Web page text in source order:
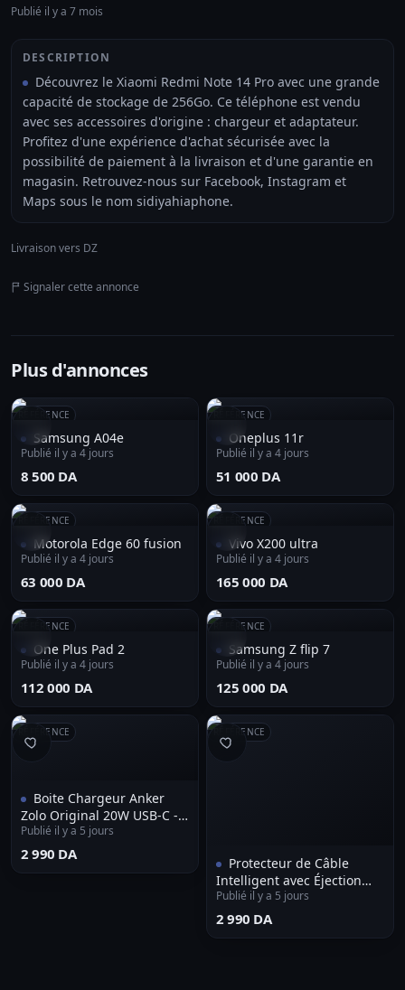
Publié il y a 7 mois
DESCRIPTION
Découvrez le Xiaomi Redmi Note 14 Pro avec une grande
capacité de stockage de 256Go. Ce téléphone est vendu
avec ses accessoires d'origine : chargeur et adaptateur.
Profitez d'une expérience d'achat sécurisée avec la
possibilité de paiement à la livraison et d'une garantie en
magasin. Retrouvez-nous sur Facebook, Instagram et
Maps sous le nom sidiyahiaphone.
Livraison vers DZ
Signaler cette annonce
Plus d'annonces
RÉFÉRENCE
Samsung A04e
Publié il y a 4 jours
⁦8 500 DA⁩
RÉFÉRENCE
Oneplus 11r
Publié il y a 4 jours
⁦51 000 DA⁩
RÉFÉRENCE
Motorola Edge 60 fusion
Publié il y a 4 jours
⁦63 000 DA⁩
RÉFÉRENCE
Vivo X200 ultra
Publié il y a 4 jours
⁦165 000 DA⁩
RÉFÉRENCE
One Plus Pad 2
Publié il y a 4 jours
⁦112 000 DA⁩
RÉFÉRENCE
Samsung Z flip 7
Publié il y a 4 jours
⁦125 000 DA⁩
RÉFÉRENCE
Boite Chargeur Anker
Zolo Original 20W USB-C -
شاحن أصلي
Publié il y a 5 jours
⁦2 990 DA⁩
RÉFÉRENCE
Protecteur de Câble
Intelligent avec Éjection
Automatique et Anti-
Surcharge - وصلة حماية
Publié il y a 5 jours
⁦2 990 DA⁩